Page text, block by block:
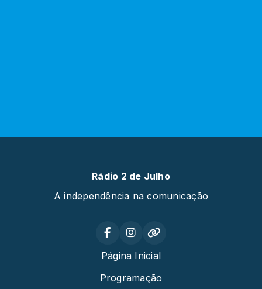
Rádio 2 de Julho
A independência na comunicação
Página Inicial
Programação